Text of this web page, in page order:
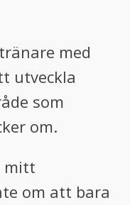
med
utveckla
som
om.
mitt
om att bara